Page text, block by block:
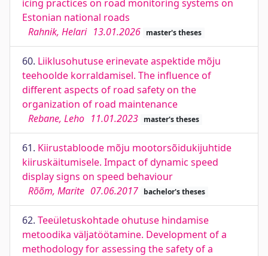
icing practices on road monitoring systems on
Estonian national roads
Rahnik, Helari 13.01.2026 master's theses
60. Liiklusohutuse erinevate aspektide mõju
teehoolde korraldamisel. The influence of
different aspects of road safety on the
organization of road maintenance
Rebane, Leho 11.01.2023 master's theses
61. Kiirustabloode mõju mootorsõidukijuhtide
kiiruskäitumisele. Impact of dynamic speed
display signs on speed behaviour
Rõõm, Marite 07.06.2017 bachelor's theses
62. Teeületuskohtade ohutuse hindamise
metoodika väljatöötamine. Development of a
methodology for assessing the safety of a